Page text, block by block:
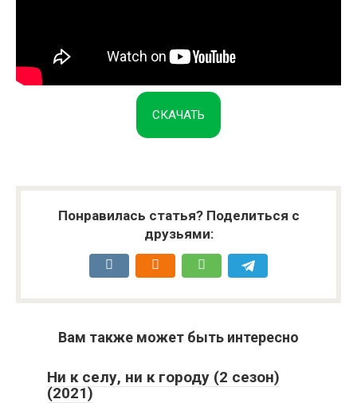
СКАЧАТЬ
Понравилась статья? Поделиться с
друзьями:
Вам также может быть интересно
Ни к селу, ни к городу (2 сезон)
(2021)